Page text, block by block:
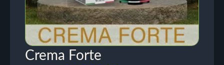
Crema Forte